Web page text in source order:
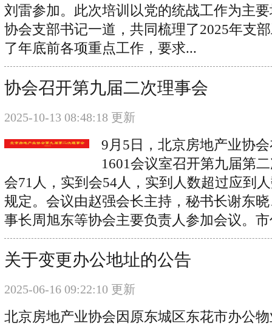
刘雷参加。此次培训以党的统战工作为主
协会支部书记一道，共同梳理了2025年支
了年底前各项重点工作，要求...
协会召开第九届二次理事会
2025-10-13 08:48:18 更新
9月5日，北京房地产业协
1601会议室召开第九届第
会71人，实到会54人，实到人数超过应到
规定。会议由赵强会长主持，秘书长谢东
事长周旭东等协会主要负责人参加会议。
关于变更办公地址的公告
2025-06-16 09:22:10 更新
北京房地产业协会因原东城区东花市办公